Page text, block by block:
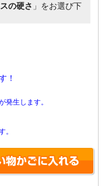
の硬さ 」をお選び下
！
発生します。
。